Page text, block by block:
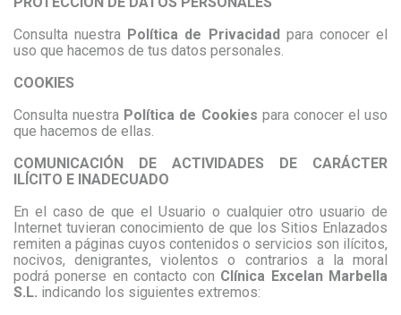
Consulta nuestra Política de Privacidadpara conocer el
uso que hacemos de tus datos personales.
COOKIES
Consulta nuestra Política de Cookies para conocer el uso
que hacemos de ellas.
COMUNICACIÓN DE ACTIVIDADES DE CARÁCTER
ILÍCITO E INADECUADO
En el caso de que el Usuario o cualquier otro usuario de
Internet tuvieran conocimiento de que los Sitios Enlazados
remiten a páginas cuyos contenidos o servicios son ilícitos,
nocivos, denigrantes, violentos o contrarios a la moral
podrá ponerse en contacto con Clínica Excelan Marbella
S.L. indicando los siguientes extremos: